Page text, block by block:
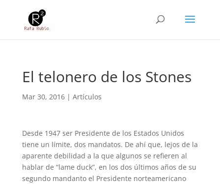
El telonero de los Stones
Mar 30, 2016| Artículos
Desde 1947 ser Presidente de los Estados Unidos
tiene un límite, dos mandatos. De ahí que, lejos de la
aparente debilidad a la que algunos se refieren al
hablar de “lame duck”, en los dos últimos años de su
segundo mandanto el Presidente norteamericano